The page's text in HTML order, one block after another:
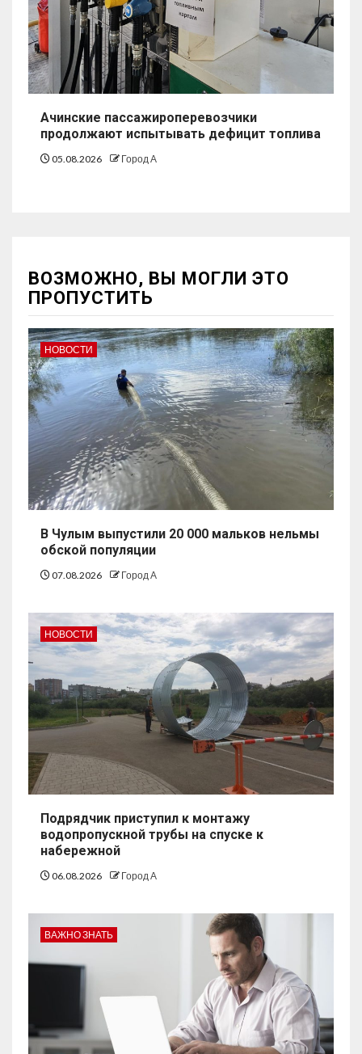
Ачинские пассажироперевозчики
продолжают испытывать дефицит топлива
05.08.2026 Город А
ВОЗМОЖНО, ВЫ МОГЛИ ЭТО
ПРОПУСТИТЬ
НОВОСТИ
В Чулым выпустили 20 000 мальков нельмы
обской популяции
07.08.2026 Город А
НОВОСТИ
Подрядчик приступил к монтажу
водопропускной трубы на спуске к
набережной
06.08.2026 Город А
ВАЖНО ЗНАТЬ